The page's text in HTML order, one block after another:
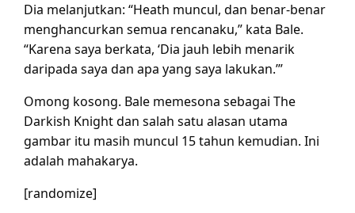
Dia melanjutkan: “Heath muncul, dan benar-benar
menghancurkan semua rencanaku,” kata Bale.
“Karena saya berkata, ‘Dia jauh lebih menarik
daripada saya dan apa yang saya lakukan.’”
Omong kosong. Bale memesona sebagai The
Darkish Knight dan salah satu alasan utama
gambar itu masih muncul 15 tahun kemudian. Ini
adalah mahakarya.
[randomize]